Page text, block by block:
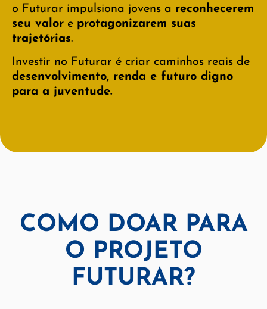
o Futurar impulsiona jovens a reconhecerem
seu valor e protagonizarem suas
trajetórias.
Investir no Futurar é criar caminhos reais de
desenvolvimento, renda e futuro digno
para a juventude.
COMO DOAR PARA
O PROJETO
FUTURAR?